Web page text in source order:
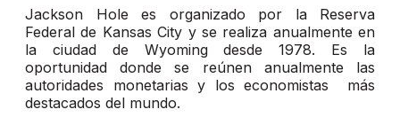
Jackson Hole es organizado por la Reserva
Federal de Kansas City y se realiza anualmente en
la ciudad de Wyoming desde 1978. Es la
oportunidad donde se reúnen anualmente las
autoridades monetarias y los economistas más
destacados del mundo.